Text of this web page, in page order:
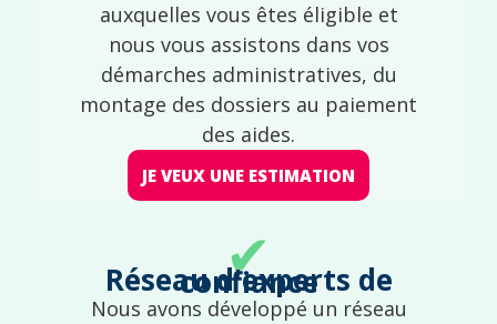
auxquelles vous êtes éligible et
nous vous assistons dans vos
démarches administratives, du
montage des dossiers au paiement
des aides.
JE VEUX UNE ESTIMATION
✔
Réseau d'experts de confiance
Nous avons développé un réseau